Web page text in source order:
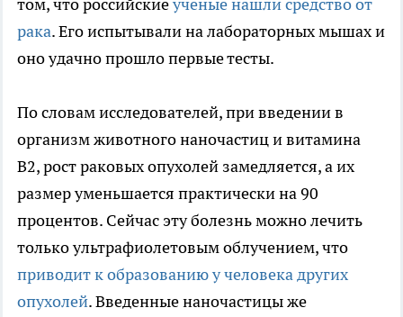
том, что российскиеученые нашли средство от
рака. Его испытывали на лабораторных мышах и
оно удачно прошло первые тесты.
По словам исследователей, при введении в
организм животного наночастиц и витамина
B2, рост раковых опухолей замедляется, а их
размер уменьшается практически на 90
процентов. Сейчас эту болезнь можно лечить
только ультрафиолетовым облучением, что
приводит к образованию у человека других
опухолей. Введенные наночастицы же